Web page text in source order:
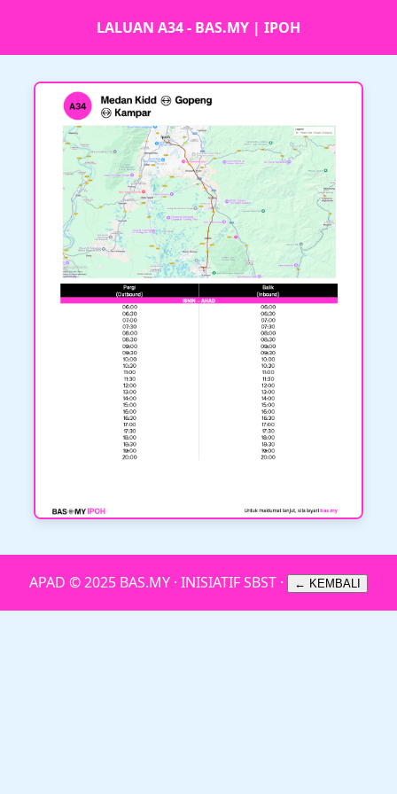
LALUAN A34 - BAS.MY | IPOH
APAD © 2025 BAS.MY · INISIATIF SBST · ← KEMBALI